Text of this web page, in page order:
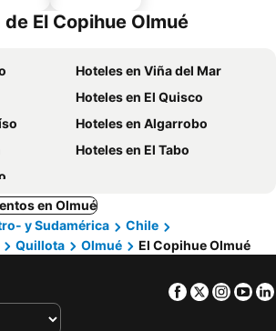
miento
El Copihue Olmué
Hoteles en Viña del Mar
Hoteles en El Quisco
Hoteles en Algarrobo
Hoteles en El Tabo
en Olmué
y Sudamérica
Chile
Quillota Olmué El Copihue Olmué
Facebook
Twitter